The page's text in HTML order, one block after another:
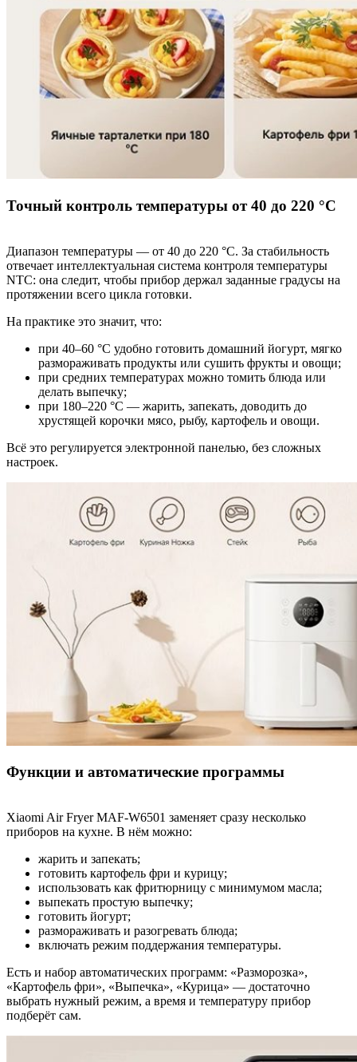
Точный контроль температуры от 40 до 220 °C
Диапазон температуры — от 40 до 220 °C. За стабильность
отвечает интеллектуальная система контроля температуры
NTC: она следит, чтобы прибор держал заданные градусы на
протяжении всего цикла готовки.
На практике это значит, что:
при 40–60 °C удобно готовить домашний йогурт, мягко
размораживать продукты или сушить фрукты и овощи;
при средних температурах можно томить блюда или
делать выпечку;
при 180–220 °C — жарить, запекать, доводить до
хрустящей корочки мясо, рыбу, картофель и овощи.
Всё это регулируется электронной панелью, без сложных
настроек.
Функции и автоматические программы
Xiaomi Air Fryer MAF-W6501 заменяет сразу несколько
приборов на кухне. В нём можно:
жарить и запекать;
готовить картофель фри и курицу;
использовать как фритюрницу с минимумом масла;
выпекать простую выпечку;
готовить йогурт;
размораживать и разогревать блюда;
включать режим поддержания температуры.
Есть и набор автоматических программ: «Разморозка»,
«Картофель фри», «Выпечка», «Курица» — достаточно
выбрать нужный режим, а время и температуру прибор
подберёт сам.